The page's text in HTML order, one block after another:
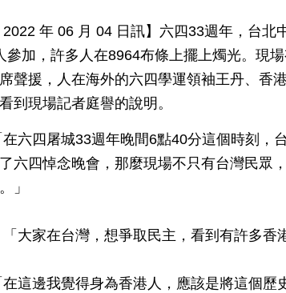
2022 年 06 月 04 日訊】六四33週年，台北
參加，許多人在8964布條上擺上燭光。現
聲援，人在海外的六四學運領袖王丹、香
到現場記者庭譽的說明。
六四屠城33週年晚間6點40分這個時刻，
六四悼念晚會，那麼現場不只有台灣民眾
」
大家在台灣，想爭取民主，看到有許多香
這邊我覺得身為香港人，應該是將這個歷